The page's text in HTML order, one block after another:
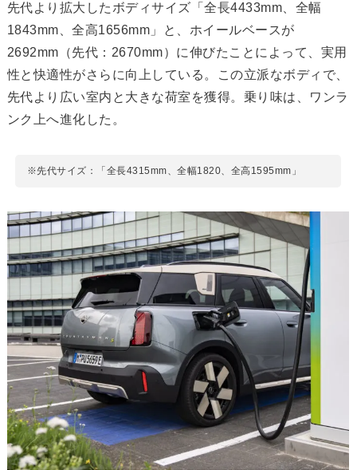
先代より拡大したボディサイズ「全長4433mm、全幅
1843mm、全高1656mm」と、ホイールベースが
2692mm（先代：2670mm）に伸びたことによって、実用
性と快適性がさらに向上している。この立派なボディで、
先代より広い室内と大きな荷室を獲得。乗り味は、ワンラ
ンク上へ進化した。
※先代サイズ：「全長4315mm、全幅1820、全高1595mm」